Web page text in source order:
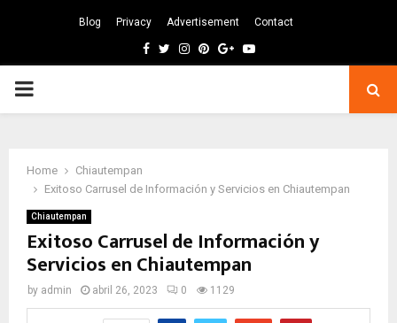
Blog Privacy Advertisement Contact
Facebook
TwitterInstagram
Pinterest
GoogleYoutube
PRIMARY
Home
Chiautempan
Exitoso Carrusel de Información y Servicios en Chiautempan
Chiautempan
Exitoso Carrusel de Información y
Servicios en Chiautempan
by admin abril 26, 2023 0 1129